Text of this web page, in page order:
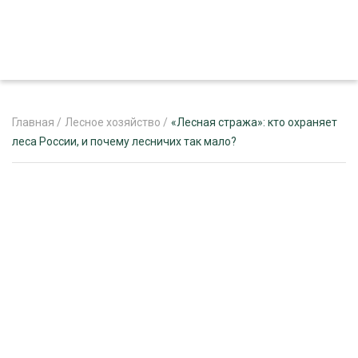
Главная / Лесное хозяйство / «Лесная стража»: кто охраняет
леса России, и почему лесничих так мало?